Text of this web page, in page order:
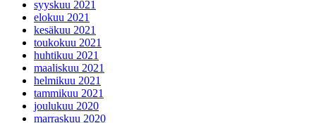
syyskuu 2021
elokuu 2021
kesäkuu 2021
toukokuu 2021
huhtikuu 2021
maaliskuu 2021
helmikuu 2021
tammikuu 2021
joulukuu 2020
marraskuu 2020